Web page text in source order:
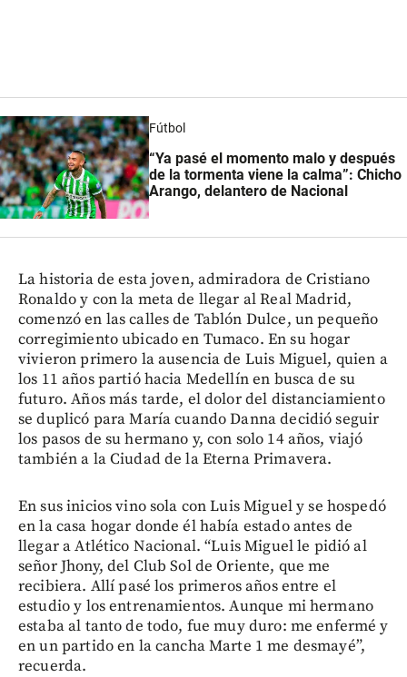
Fútbol
“Ya pasé el momento malo y después
de la tormenta viene la calma”: Chicho
Arango, delantero de Nacional
La historia de esta joven, admiradora de Cristiano
Ronaldo y con la meta de llegar al Real Madrid,
comenzó en las calles de Tablón Dulce, un pequeño
corregimiento ubicado en Tumaco. En su hogar
vivieron primero la ausencia de Luis Miguel, quien a
los 11 años partió hacia Medellín en busca de su
futuro. Años más tarde, el dolor del distanciamiento
se duplicó para María cuando Danna decidió seguir
los pasos de su hermano y, con solo 14 años, viajó
también a la Ciudad de la Eterna Primavera.
En sus inicios vino sola con Luis Miguel y se hospedó
en la casa hogar donde él había estado antes de
llegar a Atlético Nacional. “Luis Miguel le pidió al
señor Jhony, del Club Sol de Oriente, que me
recibiera. Allí pasé los primeros años entre el
estudio y los entrenamientos. Aunque mi hermano
estaba al tanto de todo, fue muy duro: me enfermé y
en un partido en la cancha Marte 1 me desmayé”,
recuerda.